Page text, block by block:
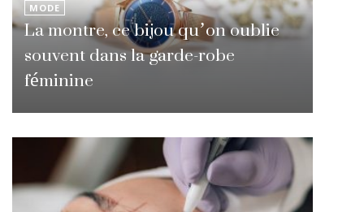
MODE
La montre, ce bijou qu’on oublie
souvent dans la garde-robe
féminine